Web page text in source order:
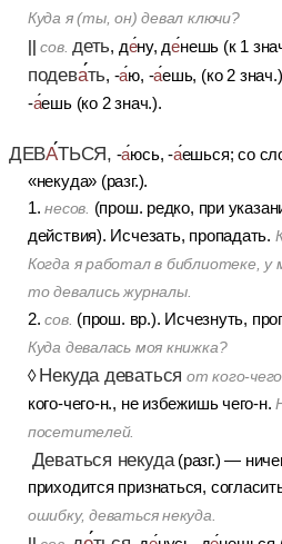
Куда я (ты, он) девал ключи?
||сов. деть, дену, денешь (к 1
подевать, -аю, -аешь, (ко 2 знач.)
-аешь (ко 2 знач.).
ДЕВАТЬСЯ, -аюсь, -аешься; со
«некуда» (разг.).
1.несов. (прош. редко, при
действия). Исчезать, пропадать.
Когда я работал в библиотеке, у
то девались журналы.
2.сов. (прош. вр.). Исчезнуть,
Куда девалась моя книжка?
◊Некуда деваться от кого-чего
кого-чего-н., не избежишь чего-н.
посетителей.
Деваться некуда(разг.) —
приходится признаться,
ошибку, деваться некуда.